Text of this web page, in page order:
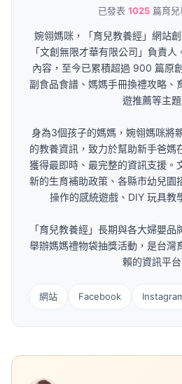
已發表 1025篇育兒
婉翎媽咪，「育兒教養經」網站
「文創無限才華有限公司」負責
內容，至今已累積超過 900 篇原
副食品食譜、媽媽手冊換禮攻略、
遊推薦等主題
身為3個孩子的媽媽，婉翎媽咪將
的教養資訊，致力於幫助新手爸媽
獲得最即時、最完整的資訊支援。
新的生育補助政策、各縣市幼兒園
操作的感統遊戲、DIY 玩具教
「育兒教養經」長期與各大婦嬰
舉辦媽媽禮物袋抽獎活動，是台灣
賴的資訊平台
網站 Facebook